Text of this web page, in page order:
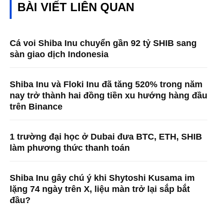
BÀI VIẾT LIÊN QUAN
Cá voi Shiba Inu chuyển gần 92 tỷ SHIB sang
sàn giao dịch Indonesia
Shiba Inu và Floki Inu đã tăng 520% ​​trong năm
nay trở thành hai đồng tiền xu hướng hàng đầu
trên Binance
1 trường đại học ở Dubai đưa BTC, ETH, SHIB
làm phương thức thanh toán
Shiba Inu gây chú ý khi Shytoshi Kusama im
lặng 74 ngày trên X, liệu màn trở lại sắp bắt
đầu?